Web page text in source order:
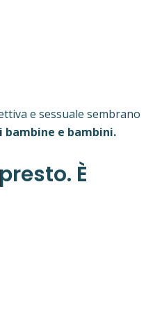
e sessuale sembrano
bambine e bambini.
È